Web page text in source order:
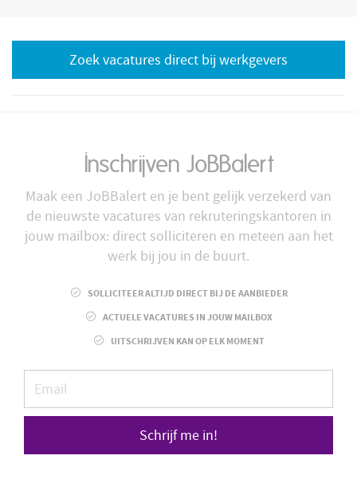
Zoek vacatures direct bij werkgevers
Inschrijven JoBBalert
Maak een JoBBalert en je bent gelijk verzekerd van
de nieuwste vacatures van rekruteringskantoren in
jouw mailbox: direct solliciteren en meteen aan het
werk bij jou in de buurt.
SOLLICITEER ALTIJD DIRECT BIJ DE AANBIEDER
ACTUELE VACATURES IN JOUW MAILBOX
UITSCHRIJVEN KAN OP ELK MOMENT
Schrijf me in!